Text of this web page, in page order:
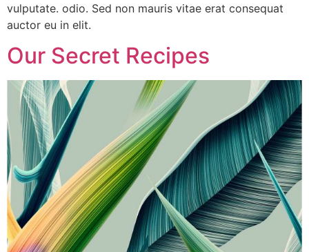
vulputate. odio. Sed non mauris vitae erat consequat
auctor eu in elit.
Our Secret Recipes